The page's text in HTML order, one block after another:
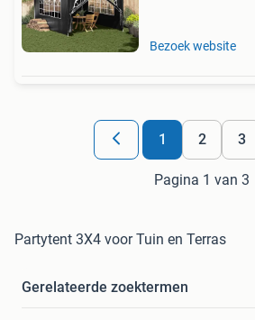
Bezoek website
1 2 3
Pagina 1 van 3
Partytent 3X4 voor Tuin en Terras
Gerelateerde zoektermen